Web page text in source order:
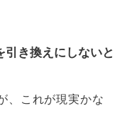
き換えにしないと
、これが現実かな